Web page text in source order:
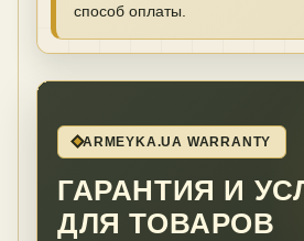
способ оплаты.
ARMEYKA.UA WARRANTY
ГАРАНТИЯ И
ДЛЯ ТОВАРОВ